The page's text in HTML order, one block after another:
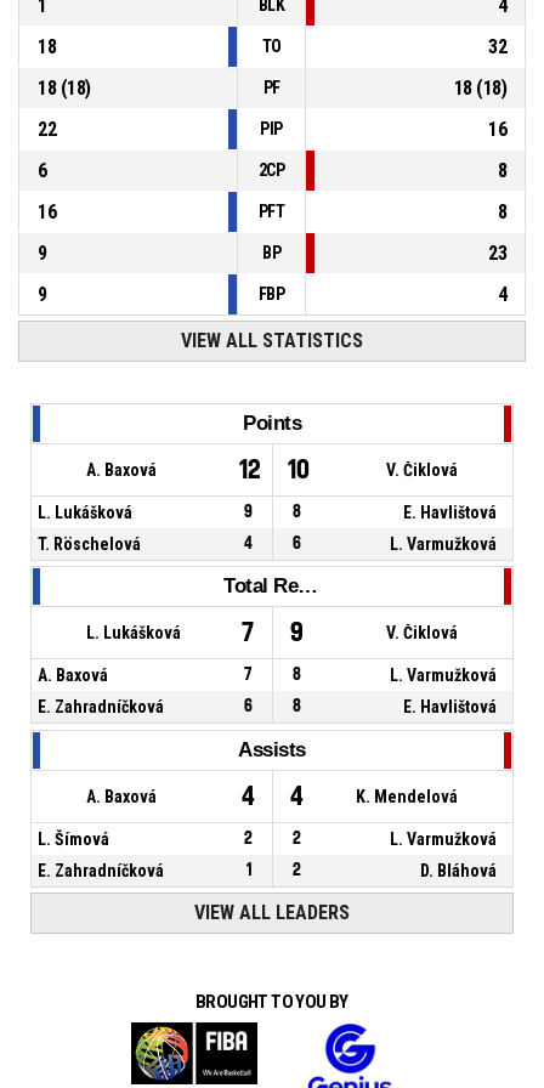
1
BLK
4
18
TO
32
18(18) PF 18(18)
22
PIP
16
6
2CP
8
16
PFT
8
9
BP
23
9
FBP 4
VIEW ALL STATISTICS
Points
A. Baxová 12 10 V. Čiklová
L. Lukášková 9 8
E. Havlištová
T. Röschelová
4 6 L. Varmužková
Total Rebounds
L. Lukášková 7 9 V. Čiklová
A. Baxová 7 8
L. Varmužková
E. Zahradníčková
6 8 E. Havlištová
Assists
A. Baxová 4 4 K. Mendelová
L. Šímová 2 2
L. Varmužková
E. Zahradníčková
1 2 D. Bláhová
VIEW ALL LEADERS
BROUGHT TO YOU BY